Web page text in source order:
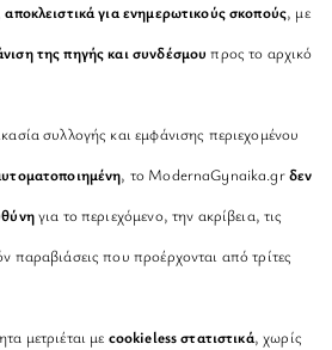
αποκλειστικά για ενημερωτικούς σκοπούς, με
της πηγής και συνδέσμου προς το αρχικό
συλλογής και εμφάνισης περιεχομένου
, το ModernaGynaika.grδεν
για το περιεχόμενο, την ακρίβεια, τις
παραβιάσεις που προέρχονται από τρίτες
μετριέται με cookieless στατιστικά, χωρίς